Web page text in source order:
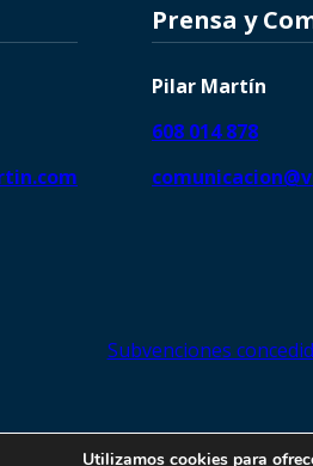
Prensa y
Pilar Martín
608 014 878
Subvenciones
© 2026 Copyright © | Victorino
Utilizamos cookies para